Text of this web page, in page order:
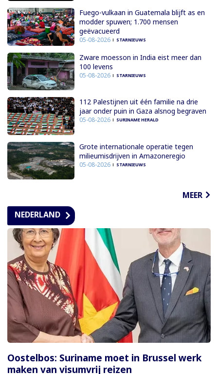
Fuego-vulkaan in Guatemala blijft as en
modder spuwen; 1.700 mensen
geëvacueerd
05-08-2026 STARNIEUWS
Zware moesson in India eist meer dan
100 levens
05-08-2026 STARNIEUWS
112 Palestijnen uit één familie na drie
jaar onder puin in Gaza alsnog begraven
05-08-2026 SURINAME HERALD
Grote internationale operatie tegen
milieumisdrijven in Amazoneregio
05-08-2026 STARNIEUWS
MEER
NEDERLAND
Oostelbos: Suriname moet in Brussel werk
maken van visumvrij reizen